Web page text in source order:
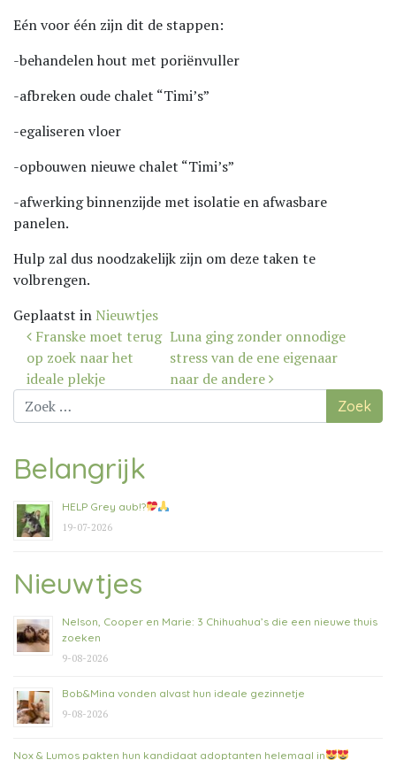
Eén voor één zijn dit de stappen:
-behandelen hout met poriënvuller
-afbreken oude chalet “Timi’s”
-egaliseren vloer
-opbouwen nieuwe chalet “Timi’s”
-afwerking binnenzijde met isolatie en afwasbare
panelen.
Hulp zal dus noodzakelijk zijn om deze taken te
volbrengen.
Geplaatst in Nieuwtjes
Bericht
navigatie
Franske moet terug
op zoek naar het
ideale plekje
Luna ging zonder onnodige
stress van de ene eigenaar
naar de andere
Zoek
naar:
Belangrijk
HELP Grey aub!?
19-07-2026
Nieuwtjes
Nelson, Cooper en Marie: 3 Chihuahua’s die een nieuwe thuis
zoeken
9-08-2026
Bob&Mina vonden alvast hun ideale gezinnetje
9-08-2026
Nox & Lumos pakten hun kandidaat adoptanten helemaal in